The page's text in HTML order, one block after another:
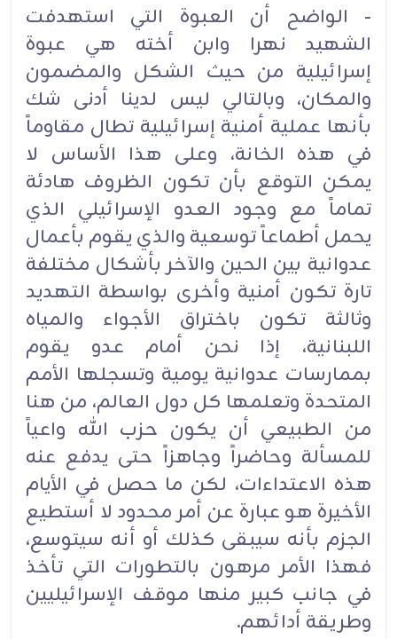
- الواضح أن العبوة التي استهدفت
الشهيد نهرا وابن أخته هي عبوة
إسرائيلية من حيث الشكل والمضمون
والمكان، وبالتالي ليس لدينا أدنى شك
بأنها عملية أمنية إسرائيلية تطال مقاوماً
في هذه الخانة، وعلى هذا الأساس لا
يمكن التوقع بأن تكون الظروف هادئة
تماماً مع وجود العدو الإسرائيلي الذي
يحمل أطماعاً توسعية والذي يقوم بأعمال
عدوانية بين الحين والآخر بأشكال مختلفة
تارة تكون أمنية وأخرى بواسطة التهديد
وثالثة تكون باختراق الأجواء والمياه
اللبنانية، إذا نحن أمام عدو يقوم
بممارسات عدوانية يومية وتسجلها الأمم
المتحدة وتعلمها كل دول العالم، من هنا
من الطبيعي أن يكون حزب الله واعياً
للمسألة وحاضراً وجاهزاً حتى يدفع عنه
هذه الاعتداءات، لكن ما حصل في الأيام
الأخيرة هو عبارة عن أمر محدود لا أستطيع
الجزم بأنه سيبقى كذلك أو أنه سيتوسع،
فهذا الأمر مرهون بالتطورات التي تأخذ
في جانب كبير منها موقف الإسرائيليين
وطريقة أدائهم.‏